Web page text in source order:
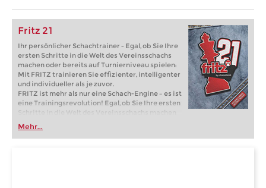
Fritz 21
Ihr persönlicher Schachtrainer - Egal, ob Sie Ihre
ersten Schritte in die Welt des Vereinsschachs
machen oder bereits auf Turnierniveau spielen:
Mit FRITZ trainieren Sie effizienter, intelligenter
und individueller als je zuvor.
FRITZ ist mehr als nur eine Schach-Engine – es ist
eine Trainingsrevolution! Egal, ob Sie Ihre ersten
Schritte in die Welt des Vereinsschachs machen
oder bereits auf Turnierniveau spielen: Mit
FRITZ trainieren Sie effizienter, intelligenter und
individueller als je zuvor.
Mehr...